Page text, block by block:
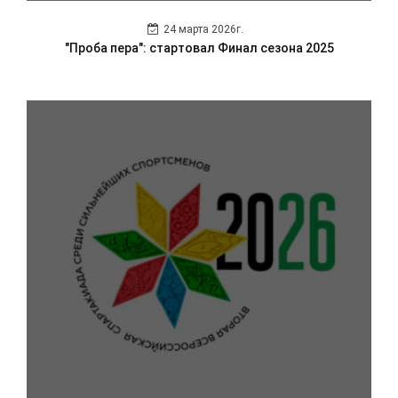
24 марта 2026г.
"Проба пера": стартовал Финал сезона 2025